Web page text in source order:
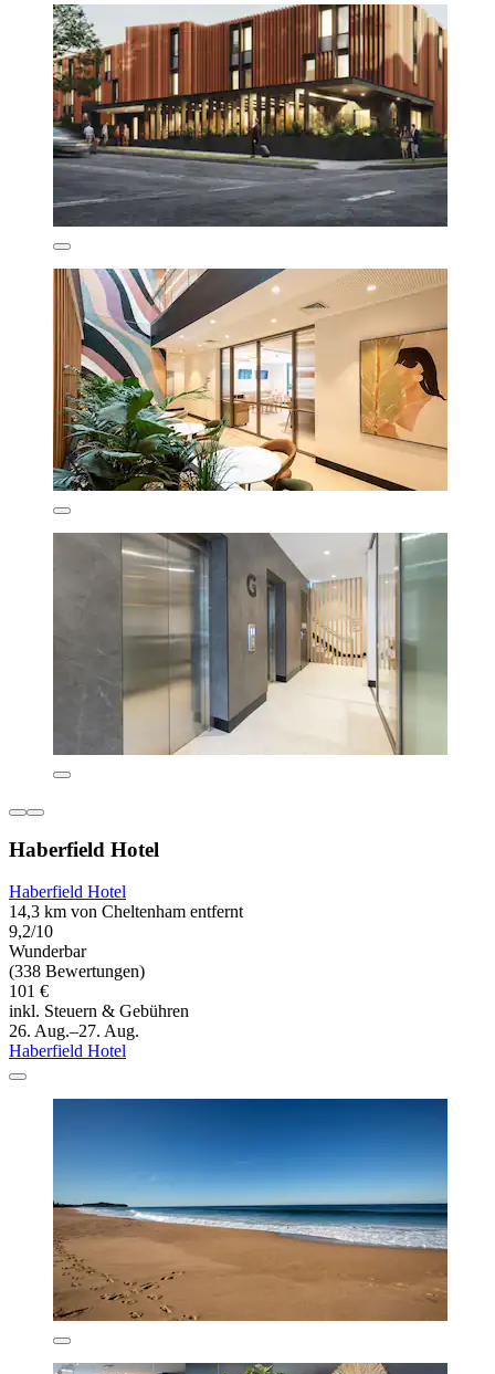
Haberfield Hotel
Haberfield Hotel
14,3 km von Cheltenham entfernt
9,2/10
Wunderbar
(338 Bewertungen)
101 €
inkl. Steuern & Gebühren
26. Aug.–27. Aug.
Haberfield Hotel